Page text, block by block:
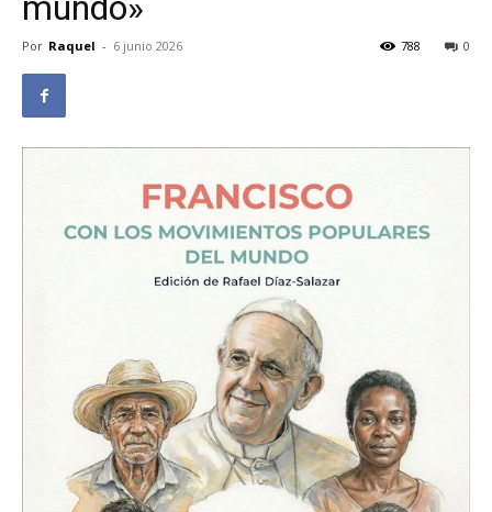
Por Raquel - 6 junio 2026 0
788